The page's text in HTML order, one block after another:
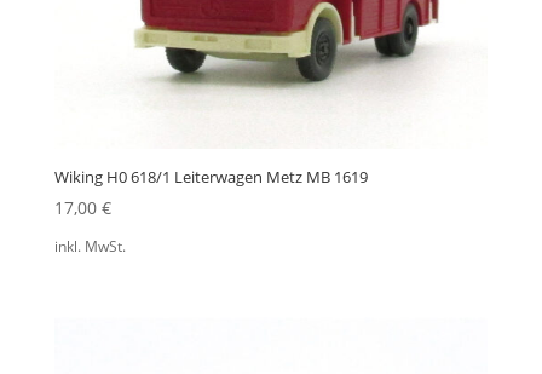
Wiking H0 618/1 Leiterwagen Metz MB 1619
17,00 €
inkl. MwSt.